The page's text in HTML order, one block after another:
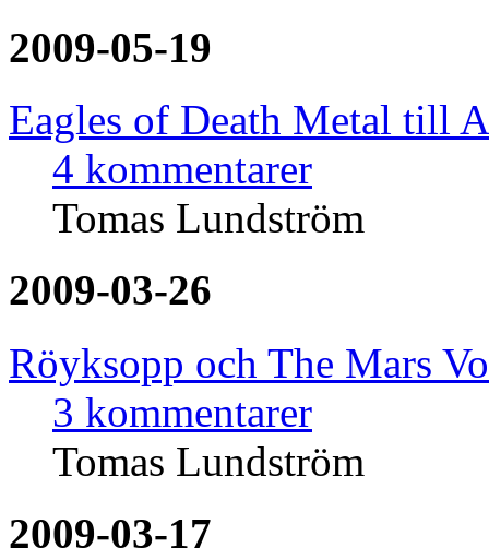
2009-05-19
Eagles of Death Metal till
4 kommentarer
Tomas Lundström
2009-03-26
Röyksopp och The Mars
3 kommentarer
Tomas Lundström
2009-03-17